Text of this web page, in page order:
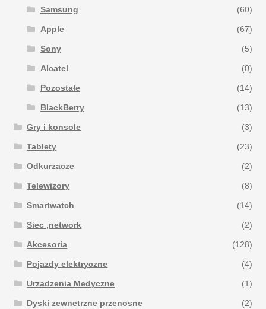
Samsung (60)
Apple (67)
Sony (5)
Alcatel (0)
Pozostałe (14)
BlackBerry (13)
Gry i konsole (3)
Tablety (23)
Odkurzacze (2)
Telewizory (8)
Smartwatch (14)
Siec ,network (2)
Akcesoria (128)
Pojazdy elektryczne (4)
Urzadzenia Medyczne (1)
Dyski zewnetrzne przenosne (2)